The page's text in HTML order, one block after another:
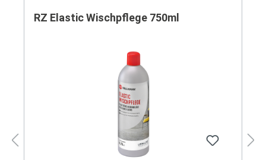
RZ Elastic Wischpflege 750ml